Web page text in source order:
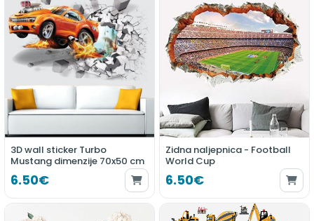
3D wall sticker Turbo
Mustang dimenzije 70x50 cm
6.50€
Zidna naljepnica - Football
World Cup
6.50€